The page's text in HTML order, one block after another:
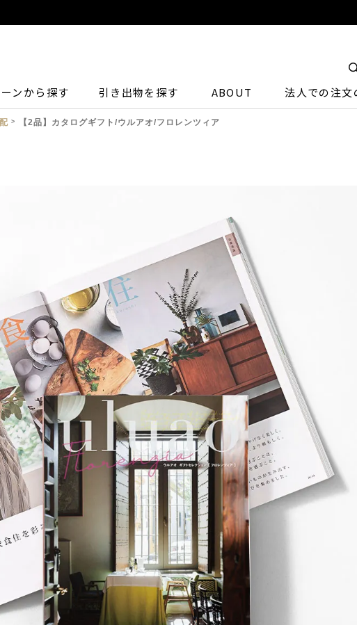
ンから探す 引き出物を探す ABOUT 法人での注文
【2品】カタログギフト/ウルアオ/フロレンツィア